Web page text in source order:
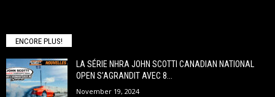
ENCORE PLUS!
LA SÉRIE NHRA JOHN SCOTTI CANADIAN NATIONAL
OPEN S’AGRANDIT AVEC 8...
November 19, 2024